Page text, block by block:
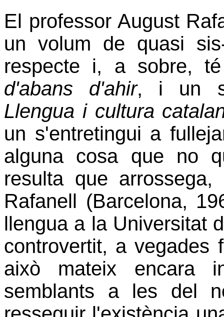
El professor August
un volum de quasi
respecte i, a sobre,
d'abans d'ahir, i un
Llengua i cultura
un s'entretingui a
alguna cosa que no
resulta que
Rafanell (Barcelona,
llengua a la Universitat
controvertit, a
això mateix encara
semblants a les del